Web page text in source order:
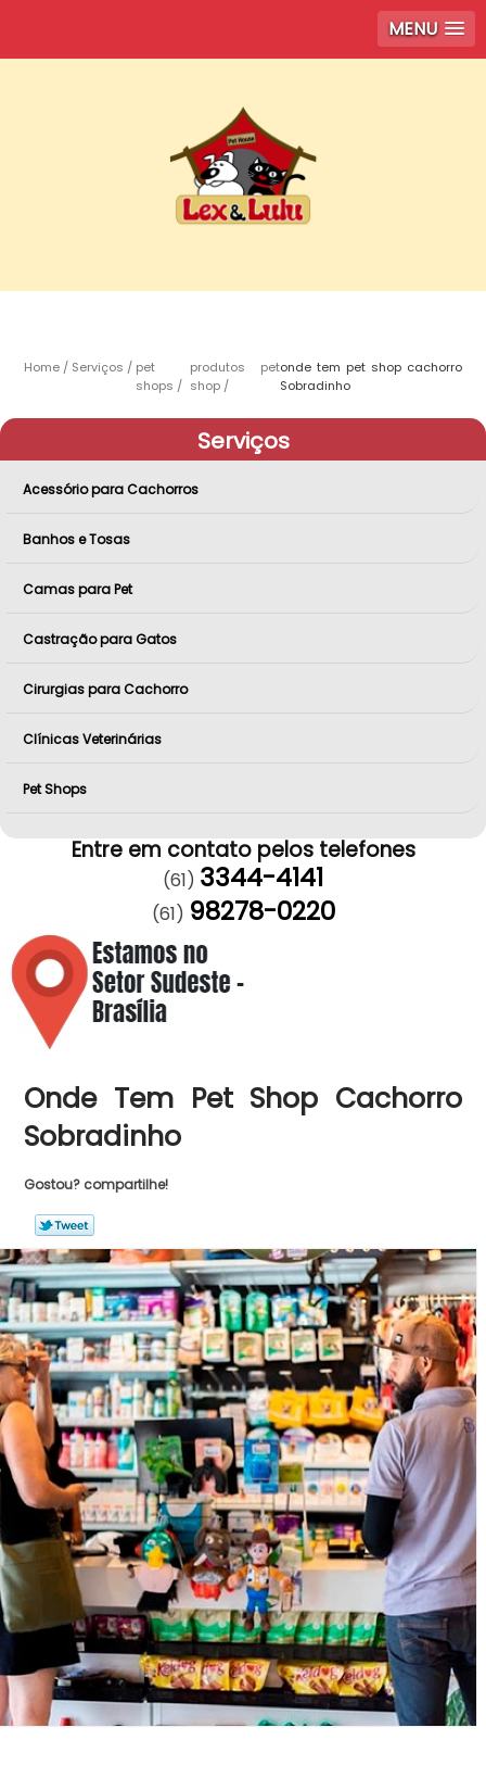
MENU
Home Serviços
pet
shops
produtos pet
shop
onde tem pet shop cachorro
Sobradinho
Serviços
Acessório para Cachorros
Banhos e Tosas
Camas para Pet
Castração para Gatos
Cirurgias para Cachorro
Clínicas Veterinárias
Pet Shops
Entre em contato pelos telefones
(61) 3344-4141
(61) 98278-0220
Onde Tem Pet Shop Cachorro
Sobradinho
Gostou? compartilhe!